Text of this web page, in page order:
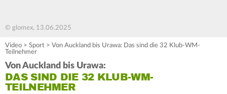
© glomex, 13.06.2025
Video > Sport > Von Auckland bis Urawa: Das sind die 32 Klub-WM-
Teilnehmer
Von Auckland bis Urawa:
DAS SIND DIE 32 KLUB-WM-
TEILNEHMER